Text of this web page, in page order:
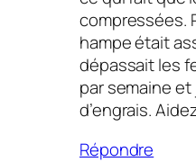
compressées.
hampe était
dépassait les
par semaine et
d’engrais.
Répondre